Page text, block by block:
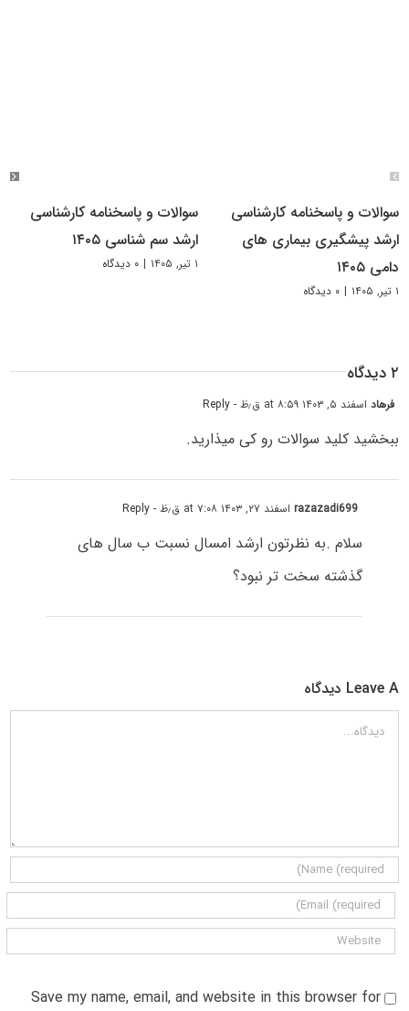
سوالات و پاسخنامه کارشناسی
ارشد پیشگیری بیماری های
دامی ۱۴۰۵
۱ تیر, ۱۴۰۵ | ۰ دیدگاه
سوالات و پاسخنامه کارشناسی
ارشد سم شناسی ۱۴۰۵
۱ تیر, ۱۴۰۵ | ۰ دیدگاه
۲ دیدگاه
فرهاداسفند ۵, ۱۴۰۳ at ۸:۵۹ ق٫ظ - Reply
ببخشید کلید سوالات رو کی میذارید.
razazadi699اسفند ۲۷, ۱۴۰۳ at ۷:۰۸ ق٫ظ - Reply
سلام .به نظرتون ارشد امسال نسبت ب سال های
گذشته سخت تر نبود؟
Leave A دیدگاه
دیدگاه
Save my name, email, and website in this browser for